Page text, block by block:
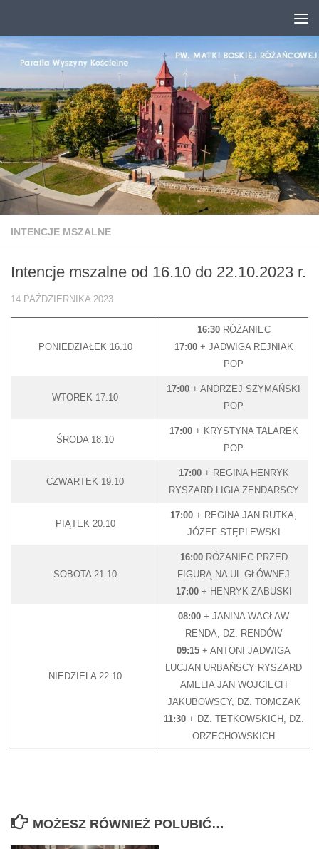
INTENCJE MSZALNE
Intencje mszalne od 16.10 do 22.10.2023 r.
14 PAŹDZIERNIKA 2023
PONIEDZIAŁEK 16.10
16:30 RÓŻANIEC
17:00 + JADWIGA REJNIAK
POP
WTOREK 17.10
17:00 + ANDRZEJ SZYMAŃSKI
POP
ŚRODA 18.10
17:00 + KRYSTYNA TALAREK
POP
CZWARTEK 19.10
17:00 + REGINA HENRYK
RYSZARD LIGIA ŻENDARSCY
PIĄTEK 20.10
17:00 + REGINA JAN RUTKA,
JÓZEF STĘPLEWSKI
SOBOTA 21.10
16:00 RÓŻANIEC PRZED
FIGURĄ NA UL GŁÓWNEJ
17:00 + HENRYK ZABUSKI
NIEDZIELA 22.10
08:00 + JANINA WACŁAW
RENDA, DZ. RENDÓW
09:15 + ANTONI JADWIGA
LUCJAN URBAŃSCY RYSZARD
AMELIA JAN WOJCIECH
JAKUBOWSCY, DZ. TOMCZAK
11:30 + DZ. TETKOWSKICH, DZ.
ORZECHOWSKICH
MOŻESZ RÓWNIEŻ POLUBIĆ…